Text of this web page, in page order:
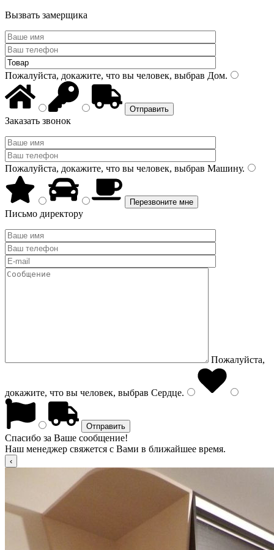
Вызвать замерщика
Пожалуйста, докажите, что вы человек, выбрав Дом.
Заказать звонок
Пожалуйста, докажите, что вы человек, выбрав Машину.
Письмо директору
Пожалуйста,
докажите, что вы человек, выбрав Сердце.
Спасибо за Ваше сообщение!
Наш менеджер свяжется с Вами в ближайшее время.